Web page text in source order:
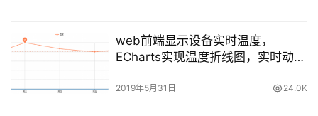
web前端显示设备实时温度，
ECharts实现温度折线图，实时动态
2019年5月31日 24.0K